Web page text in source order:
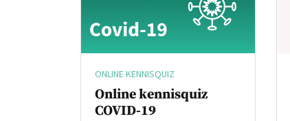
ONLINE KENNISQUIZ
Online kennisquiz
COVID-19